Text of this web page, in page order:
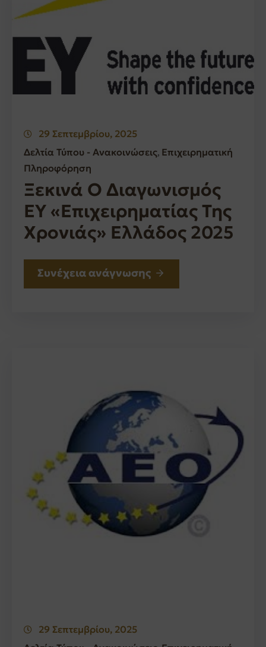
29 Σεπτεμβρίου, 2025
Δελτία Τύπου - Ανακοινώσεις‚ Επιχειρηματική
Πληροφόρηση
Ξεκινά Ο Διαγωνισμός
EY «Επιχειρηματίας Της
Χρονιάς» Ελλάδος 2025
Συνέχεια ανάγνωσης
29 Σεπτεμβρίου, 2025